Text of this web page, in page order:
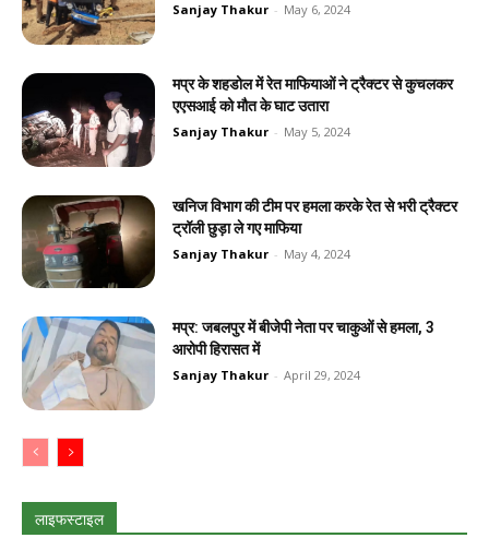
Sanjay Thakur - May 6, 2024
मप्र के शहडोल में रेत माफियाओं ने ट्रैक्टर से कुचलकर
एएसआई को मौत के घाट उतारा
Sanjay Thakur - May 5, 2024
खनिज विभाग की टीम पर हमला करके रेत से भरी ट्रैक्टर
ट्रॉली छुड़ा ले गए माफिया
Sanjay Thakur - May 4, 2024
मप्र: जबलपुर में बीजेपी नेता पर चाकुओं से हमला, 3
आरोपी हिरासत में
Sanjay Thakur - April 29, 2024
लाइफस्टाइल